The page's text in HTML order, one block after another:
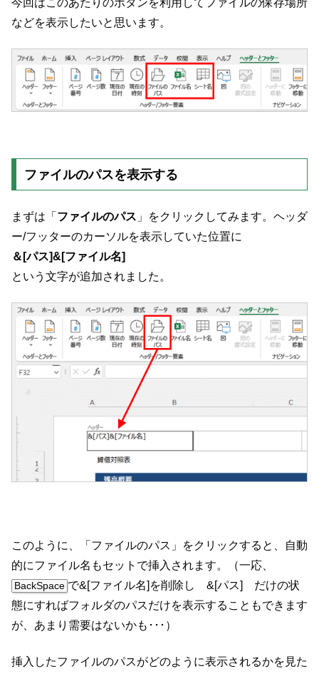
などを表示したいと思います。
ファイルのパスを表示する
まずは「 ファイルのパス 」をクリックしてみます。ヘッダ
ー/フッターのカーソルを表示していた位置に
＆[パス]&[ファイル名]
という文字が追加されました。
このように、「ファイルのパス」をクリックすると、自動
的にファイル名もセットで挿入されます。（一応、
BackSpace で&[ファイル名]を削除し &[パス] だけの状
態にすればフォルダのパスだけを表示することもできます
が、あまり需要はないかも･･･）
挿入したファイルのパスがどのように表示されるかを見た